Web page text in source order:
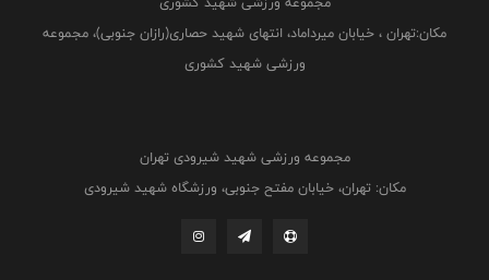
مکان:تهران ، خیابان میرداماد، انتهای شهید حصاری(رازان جنوبی)، مجموعه
ورزشی شهید کشوری
مجموعه ورزشی شهید شیرودی تهران
مکان: تهران، خیابان مفتح جنوبی، ورزشگاه شهید شیرودی